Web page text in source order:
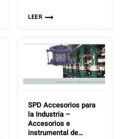
LEER
SPD Accesorios para
la Industria –
Accesorios e
instrumental de